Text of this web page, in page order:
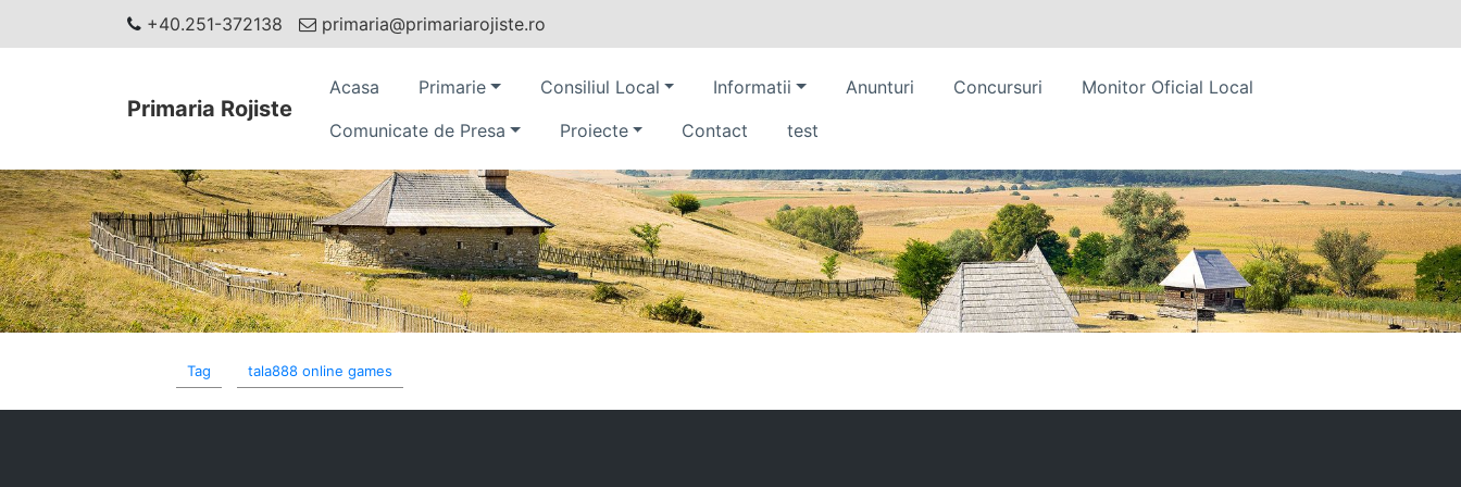
+40.251-372138 primaria@primariarojiste.ro
Primaria Rojiste
Acasa Primarie Consiliul Local Informatii Anunturi Concursuri
Monitor Oficial Local
Comunicate de Presa
Proiecte Contact test
Tag tala888 online games